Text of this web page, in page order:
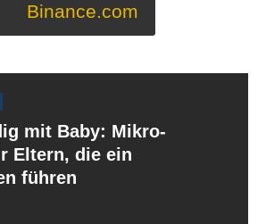
Binance.com
mit Baby: Mikro-
Eltern, die ein
führen